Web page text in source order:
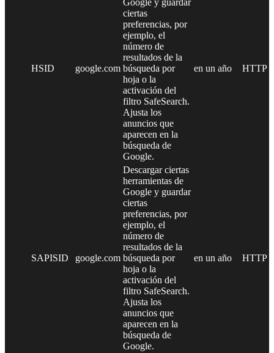
HSID google.com
Google y guardar
ciertas
preferencias, por
ejemplo, el
número de
resultados de la
búsqueda por
hoja o la
activación del
filtro SafeSearch.
Ajusta los
anuncios que
aparecen en la
búsqueda de
Google.
en un año HTTP
SAPISID google.com
Descargar ciertas
herramientas de
Google y guardar
ciertas
preferencias, por
ejemplo, el
número de
resultados de la
búsqueda por
hoja o la
activación del
filtro SafeSearch.
Ajusta los
anuncios que
aparecen en la
búsqueda de
Google.
en un año HTTP